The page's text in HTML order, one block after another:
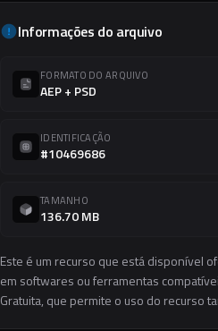
Informações do arquivo
FORMATO DO ARQUIVO
AEP + PSD
IDENTIFICAÇÃO
#10469686
TAMANHO
136.70 MB
Este é um recurso que está disponível
em softwares ou ferramentas
Gratuita, que permite o uso do recurso